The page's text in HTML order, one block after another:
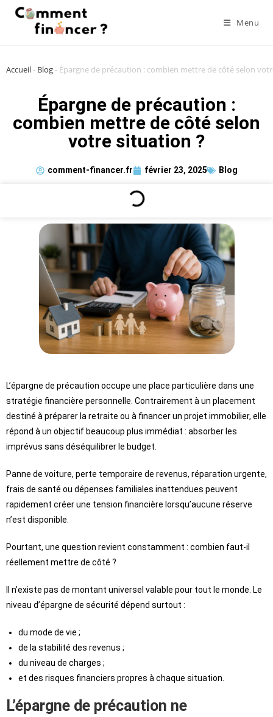
Menu
Accueil- Blog- Épargne de précaution : combien mettre de côté selon
Épargne de précaution :
combien mettre de côté selon
votre situation ?
comment-financer.fr février 23, 2025 Blog
L’épargne de précaution occupe une place particulière dans une
stratégie financière personnelle. Contrairement à un placement
destiné à préparer la retraite ou à financer un projet immobilier, elle
répond à un objectif beaucoup plus immédiat : absorber les
imprévus sans déséquilibrer le budget.
Panne de voiture, perte temporaire de revenus, réparation urgente,
frais de santé ou dépenses familiales inattendues peuvent
rapidement créer une tension financière lorsqu’aucune réserve
n’est disponible.
Pourtant, une question revient constamment : combien faut-il
réellement mettre de côté ?
Il n’existe pas de montant universel valable pour tout le monde. Le
niveau d’épargne de sécurité dépend surtout :
du mode de vie ;
de la stabilité des revenus ;
du niveau de charges ;
et des risques financiers propres à chaque situation.
L’épargne de précaution ne